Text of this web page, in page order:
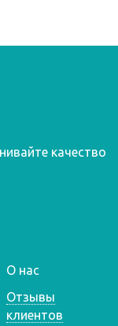
О нас
Отзывы
клиентов